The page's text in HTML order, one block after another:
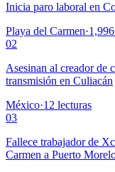
Inicia paro laboral en
Playa del Carmen·1,996
02
Asesinan al creador de
transmisión en Culiacán
México·12 lecturas
03
Fallece trabajador de
Carmen a Puerto